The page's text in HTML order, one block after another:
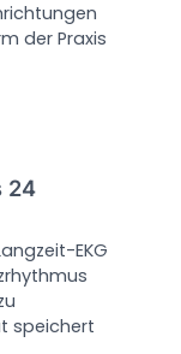
der Praxis
24
EKG
speichert